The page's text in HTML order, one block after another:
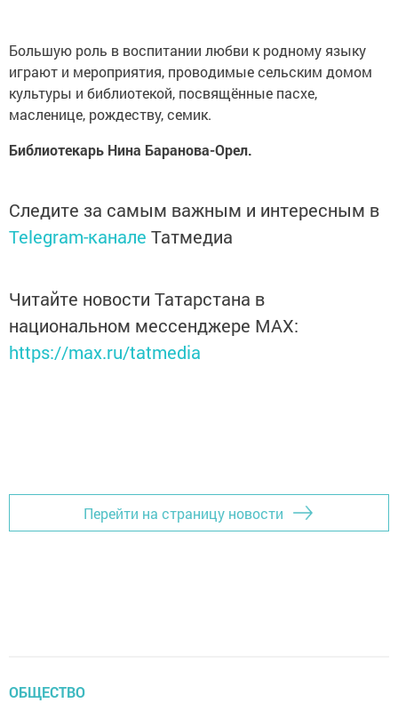
Большую роль в воспитании любви к родному языку
играют и мероприятия, проводимые сельским домом
культуры и библиотекой, посвящённые пасхе,
масленице, рождеству, семик.
Библиотекарь Нина Баранова-Орел.
Следите за самым важным и интересным в
Telegram-канале Татмедиа
Читайте новости Татарстана в
национальном мессенджере MАХ:
https://max.ru/tatmedia
Перейти на страницу новости
ОБЩЕСТВО